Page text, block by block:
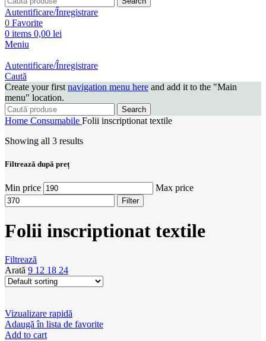
Autentificare/Înregistrare
0 Favorite
0 items 0,00 lei
Meniu
Autentificare/Înregistrare
Caută
Create your first navigation menu here and add it to the "Main
menu" location.
Search
Home Consumabile Folii inscriptionat textile
Showing all 3 results
Filtrează după preț
Min price Max price
Filter
Folii inscriptionat textile
Filtrează
Arată 9 12 18 24
Vizualizare rapidă
Adaugă în lista de favorite
Add to cart